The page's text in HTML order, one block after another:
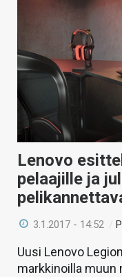
Lenovo
pelaajille ja
3.1.2017 - 14:52 /
Uusi Lenovo
markkinoilla muun